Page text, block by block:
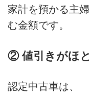
家計を預かる主
む金額です。
② 値引きがほ
認定中古車は、